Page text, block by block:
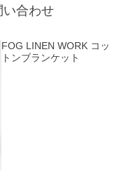
合わせ
FOG LINEN WORK コッ
トンブランケット